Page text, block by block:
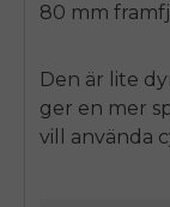
80 mm
Den är lite
ger en mer
vill använda